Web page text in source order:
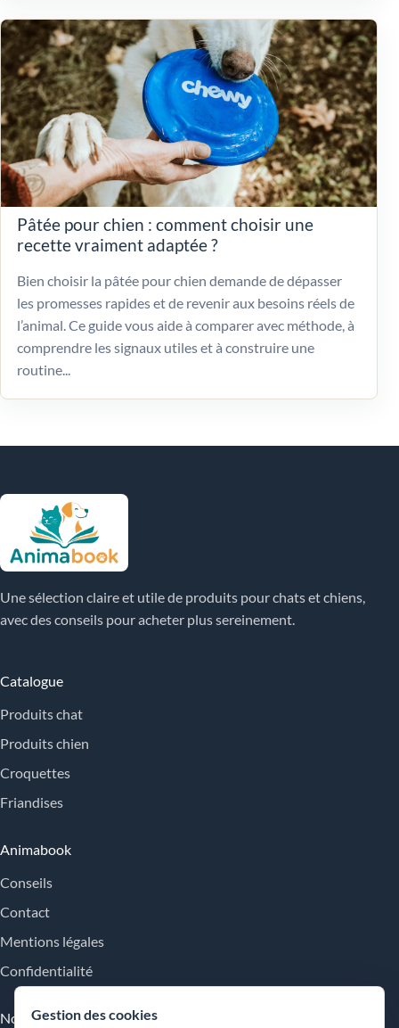
Pâtée pour chien : comment choisir une
recette vraiment adaptée ?
Bien choisir la pâtée pour chien demande de dépasser
les promesses rapides et de revenir aux besoins réels de
l’animal. Ce guide vous aide à comparer avec méthode, à
comprendre les signaux utiles et à construire une
routine...
Une sélection claire et utile de produits pour chats et chiens,
avec des conseils pour acheter plus sereinement.
Catalogue
Produits chat
Produits chien
Croquettes
Friandises
Animabook
Conseils
Contact
Mentions légales
Confidentialité
Nos engagements
Gestion des cookies